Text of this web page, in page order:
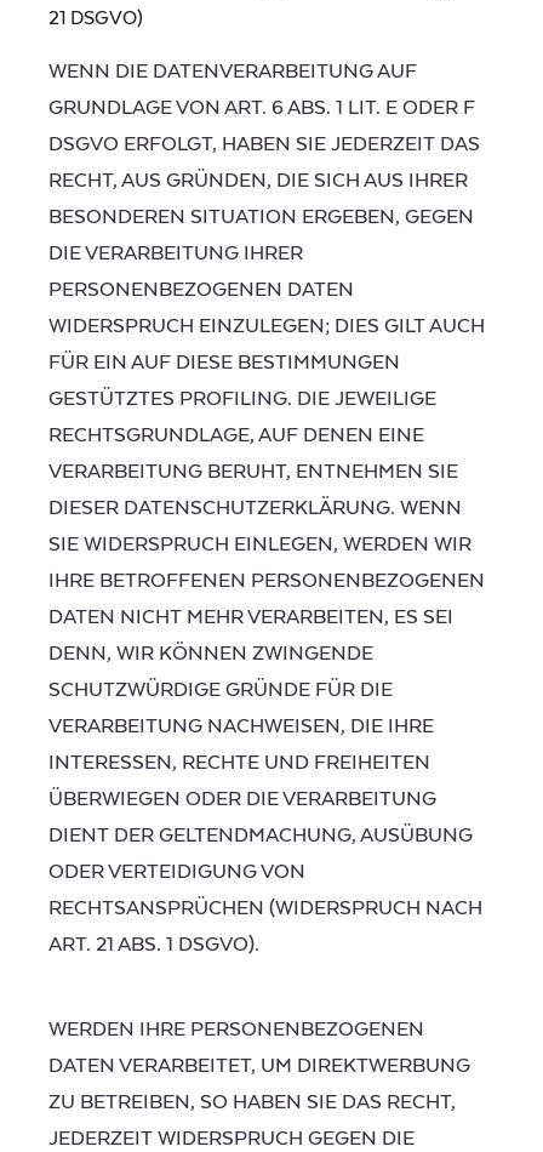
21 DSGVO)
WENN DIE DATENVERARBEITUNG AUF
GRUNDLAGE VON ART. 6 ABS. 1 LIT. E ODER F
DSGVO ERFOLGT, HABEN SIE JEDERZEIT DAS
RECHT, AUS GRÜNDEN, DIE SICH AUS IHRER
BESONDEREN SITUATION ERGEBEN, GEGEN
DIE VERARBEITUNG IHRER
PERSONENBEZOGENEN DATEN
WIDERSPRUCH EINZULEGEN; DIES GILT AUCH
FÜR EIN AUF DIESE BESTIMMUNGEN
GESTÜTZTES PROFILING. DIE JEWEILIGE
RECHTSGRUNDLAGE, AUF DENEN EINE
VERARBEITUNG BERUHT, ENTNEHMEN SIE
DIESER DATENSCHUTZERKLÄRUNG. WENN
SIE WIDERSPRUCH EINLEGEN, WERDEN WIR
IHRE BETROFFENEN PERSONENBEZOGENEN
DATEN NICHT MEHR VERARBEITEN, ES SEI
DENN, WIR KÖNNEN ZWINGENDE
SCHUTZWÜRDIGE GRÜNDE FÜR DIE
VERARBEITUNG NACHWEISEN, DIE IHRE
INTERESSEN, RECHTE UND FREIHEITEN
ÜBERWIEGEN ODER DIE VERARBEITUNG
DIENT DER GELTENDMACHUNG, AUSÜBUNG
ODER VERTEIDIGUNG VON
RECHTSANSPRÜCHEN (WIDERSPRUCH NACH
ART. 21 ABS. 1 DSGVO).
WERDEN IHRE PERSONENBEZOGENEN
DATEN VERARBEITET, UM DIREKTWERBUNG
ZU BETREIBEN, SO HABEN SIE DAS RECHT,
JEDERZEIT WIDERSPRUCH GEGEN DIE